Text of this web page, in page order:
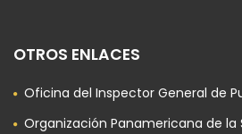
OTROS ENLACES
Oficina del Inspector General de
Organización Panamericana de la